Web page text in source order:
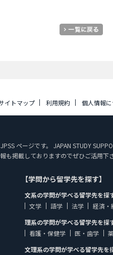
イトマップ 利用規約 個人情報
ページです。 JAPAN STUDY
掲載しておりますのでぜひご活用下さ
【学問から留学先を探す】
文系の学問が学べる留学先を探
文学
語学 法学 経済・
理系の学問が学べる留学先を探
看護・保健学
医・歯学
文理系の学問が学べる留学先を